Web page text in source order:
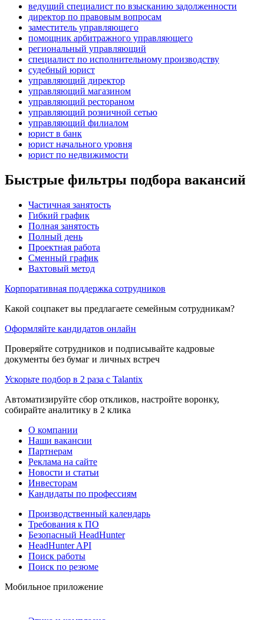
ведущий специалист по взысканию задолженности
директор по правовым вопросам
заместитель управляющего
помощник арбитражного управляющего
региональный управляющий
специалист по исполнительному производству
судебный юрист
управляющий директор
управляющий магазином
управляющий рестораном
управляющий розничной сетью
управляющий филиалом
юрист в банк
юрист начального уровня
юрист по недвижимости
Быстрые фильтры подбора вакансий
Частичная занятость
Гибкий график
Полная занятость
Полный день
Проектная работа
Сменный график
Вахтовый метод
Корпоративная поддержка сотрудников
Какой соцпакет вы предлагаете семейным сотрудникам?
Оформляйте кандидатов онлайн
Проверяйте сотрудников и подписывайте кадровые
документы без бумаг и личных встреч
Ускорьте подбор в 2 раза с Talantix
Автоматизируйте сбор откликов, настройте воронку,
собирайте аналитику в 2 клика
О компании
Наши вакансии
Партнерам
Реклама на сайте
Новости и статьи
Инвесторам
Кандидаты по профессиям
Производственный календарь
Требования к ПО
Безопасный HeadHunter
HeadHunter API
Поиск работы
Поиск по резюме
Мобильное приложение